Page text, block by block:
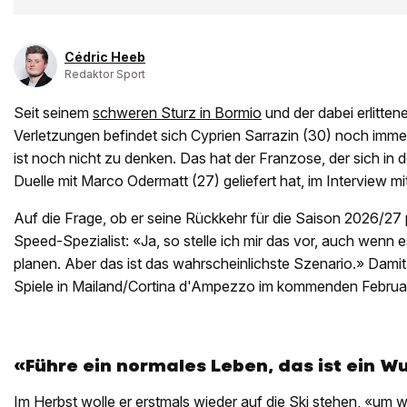
Cédric Heeb
Redaktor Sport
Seit seinem schweren Sturz in Bormio und der dabei
Verletzungen befindet sich Cyprien Sarrazin (30) noch
ist noch nicht zu denken. Das hat der Franzose, der sich in
Duelle mit Marco Odermatt (27) geliefert hat, im Interview
Auf die Frage, ob er seine Rückkehr für die Saison 2026/
Speed-Spezialist: «Ja, so stelle ich mir das vor, auch wenn
planen. Aber das ist das wahrscheinlichste Szenario.»
Spiele in Mailand/Cortina d'Ampezzo im kommenden
«Führe ein normales Leben, das ist ein
Im Herbst wolle er erstmals wieder auf die Ski stehen, «um